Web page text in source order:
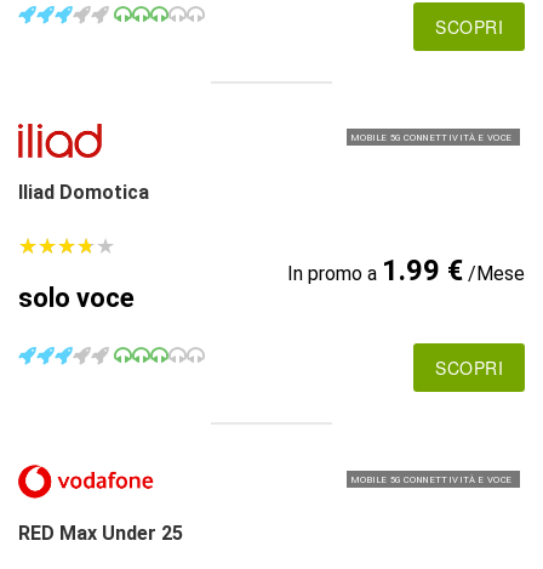
SCOPRI
MOBILE 5G CONNETTIVITÀ E VOCE
Iliad Domotica
★★★★★
★★★★★
solo voce
In promo a 1.99 €/Mese
SCOPRI
MOBILE 5G CONNETTIVITÀ E VOCE
RED Max Under 25